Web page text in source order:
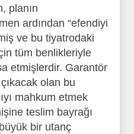
planın
ardından “efendiyi
ve bu tiyatrodaki
tüm benlikleriyle
etmişlerdir. Garantör
olan bu
mahkum etmek
teslim bayrağı
bir utanç